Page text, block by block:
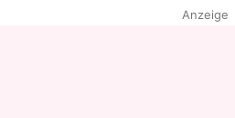
Anzeige